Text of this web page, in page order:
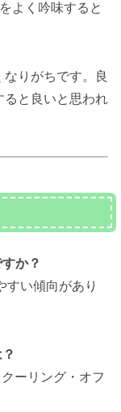
よく吟味すると
りがちです。良
ると良いと思われ
か？
すい傾向があり
ーリング・オフ